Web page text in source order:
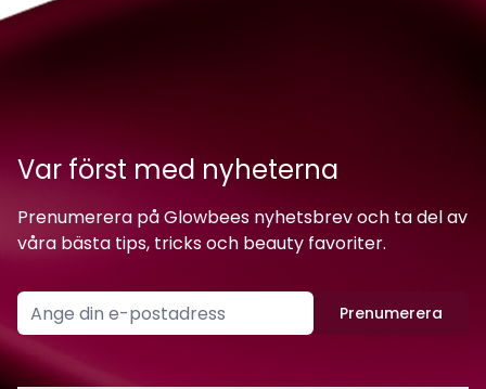
Var först med nyheterna
Prenumerera på Glowbees nyhetsbrev och ta del av
våra bästa tips, tricks och beauty favoriter.
Prenumerera